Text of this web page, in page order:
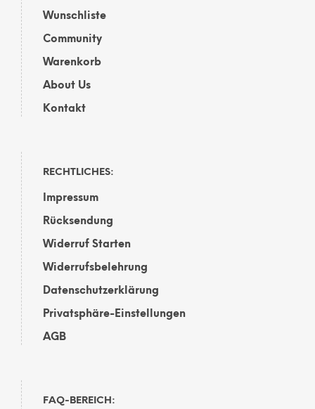
Wunschliste
Community
Warenkorb
About Us
Kontakt
RECHTLICHES:
Impressum
Rücksendung
Widerruf Starten
Widerrufsbelehrung
Datenschutzerklärung
Privatsphäre-Einstellungen
AGB
FAQ-BEREICH: